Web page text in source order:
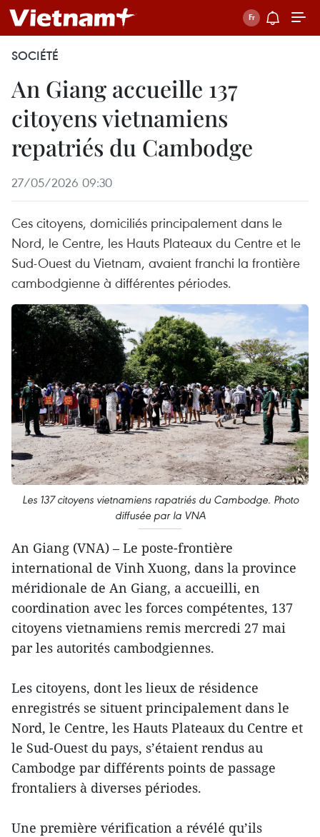
SOCIÉTÉ
An Giang accueille 137
citoyens vietnamiens
repatriés du Cambodge
27/05/2026 09:30
Ces citoyens, domiciliés principalement dans le
Nord, le Centre, les Hauts Plateaux du Centre et le
Sud-Ouest du Vietnam, avaient franchi la frontière
cambodgienne à différentes périodes.
Les 137 citoyens vietnamiens rapatriés du Cambodge. Photo
diffusée par la VNA
An Giang (VNA) – Le poste-frontière
international de Vinh Xuong, dans la province
méridionale de An Giang, a accueilli, en
coordination avec les forces compétentes, 137
citoyens vietnamiens remis mercredi 27 mai
par les autorités cambodgiennes.
Les citoyens, dont les lieux de résidence
enregistrés se situent principalement dans le
Nord, le Centre, les Hauts Plateaux du Centre et
le Sud-Ouest du pays, s’étaient rendus au
Cambodge par différents points de passage
frontaliers à diverses périodes.
Une première vérification a révélé qu’ils